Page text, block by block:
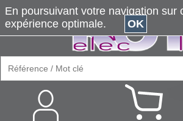
En poursuivant votre navigation
expérience optimale.
OK